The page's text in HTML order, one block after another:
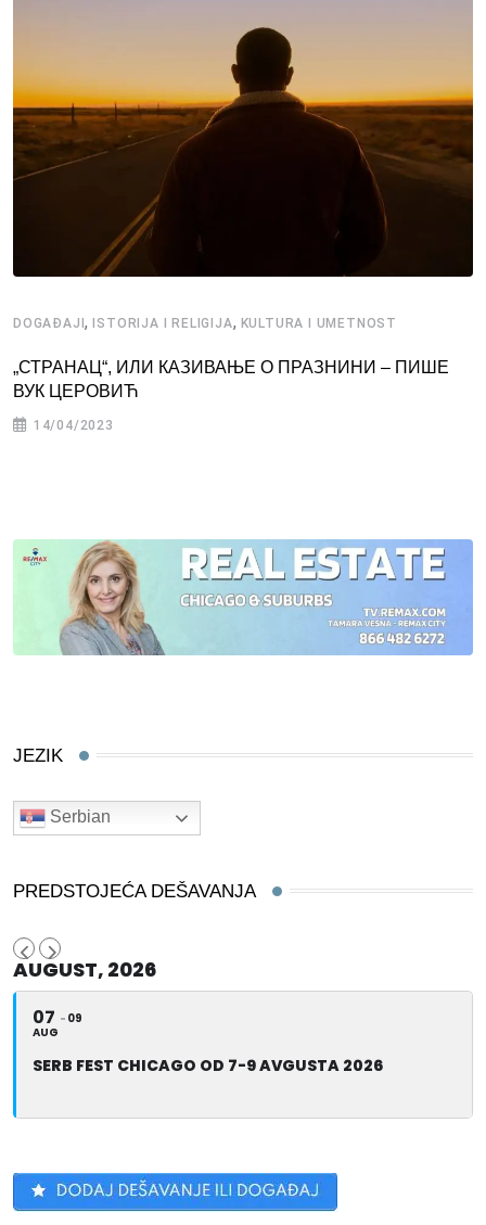
DOGAĐAJI, ISTORIJA I RELIGIJA, KULTURA I UMETNOST
„СТРАНАЦ“, ИЛИ КАЗИВАЊЕ О ПРАЗНИНИ – ПИШЕ
ВУК ЦЕРОВИЋ
14/04/2023
JEZIK
Serbian
PREDSTOJEĆA DEŠAVANJA
AUGUST, 2026
07
AUG
09
SERB FEST CHICAGO OD 7-9 AVGUSTA 2026